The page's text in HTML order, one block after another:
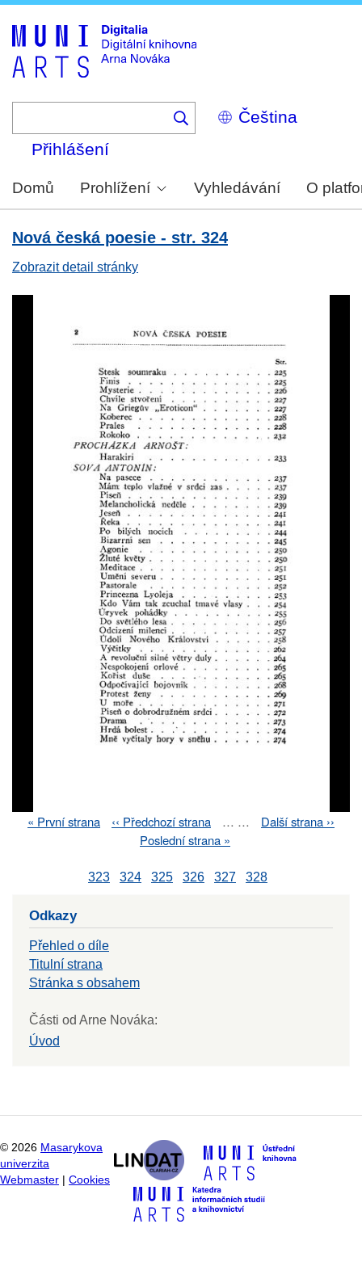
Select
your
Přihlášení
Domů Prohlížení Vyhledávání O
Nová česká poesie - str. 324
Zobrazit detail stránky
First
« První strana
Previous
‹‹ Předchozí strana … …
Next
Další strana ››
Last
Poslední strana »
323 324 325 326 327 328
Odkazy
Přehled o díle
Titulní strana
Stránka s obsahem
Části od Arne Nováka:
Úvod
© 2026 Masarykova
univerzita
Webmaster | Cookies